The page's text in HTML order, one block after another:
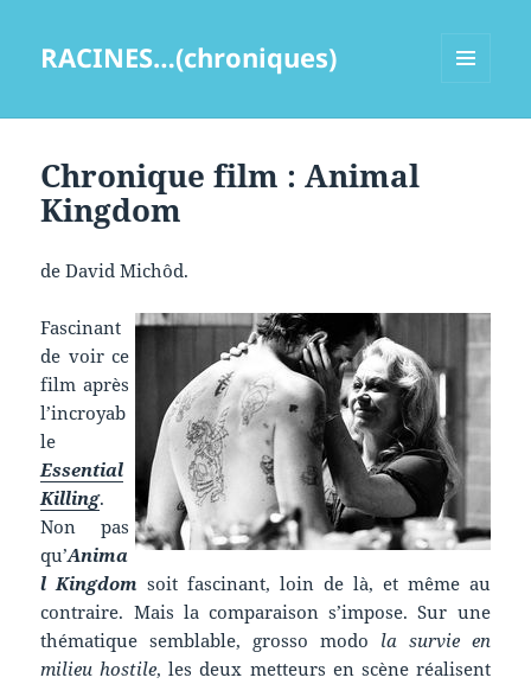
RACINES…(chroniques)
Chronique film : Animal
Kingdom
de David Michôd.
Fascinant
de voir ce
film après
l’incroyab
le
Essential
Killing.
Non pas
qu’Anima
l Kingdom soit fascinant, loin de là, et même au
contraire. Mais la comparaison s’impose. Sur une
thématique semblable, grosso modo la survie en
milieu hostile, les deux metteurs en scène réalisent